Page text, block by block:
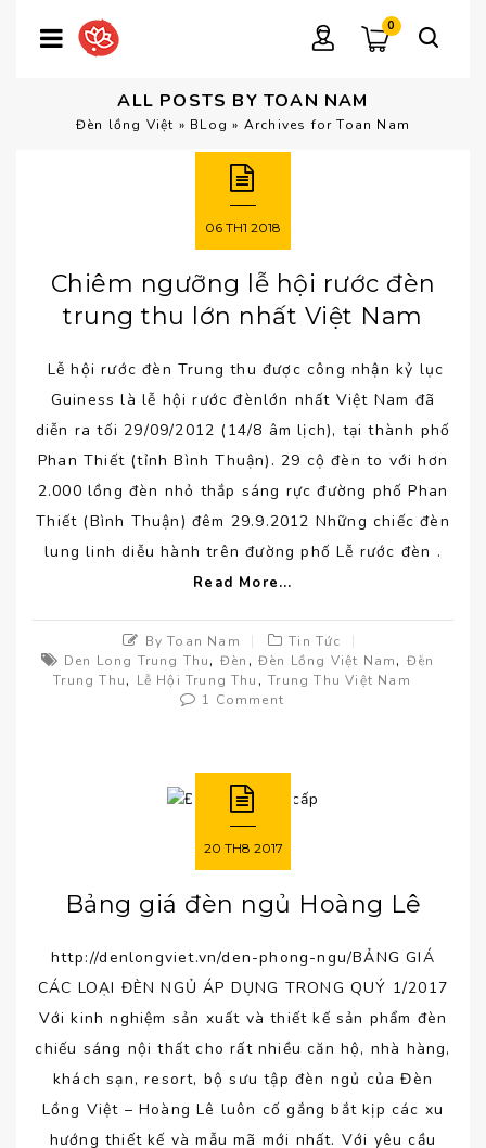
0
ALL POSTS BY TOAN NAM
Đèn lồng Việt » BLog » Archives for Toan Nam
06 TH1 2018
Chiêm ngưỡng lễ hội rước đèn
trung thu lớn nhất Việt Nam
Lễ hội rước đèn Trung thu được công nhận kỷ lục
Guiness là lễ hội rước đènlớn nhất Việt Nam đã
diễn ra tối 29/09/2012 (14/8 âm lịch), tại thành phố
Phan Thiết (tỉnh Bình Thuận). 29 cộ đèn to với hơn
2.000 lồng đèn nhỏ thắp sáng rực đường phố Phan
Thiết (Bình Thuận) đêm 29.9.2012 Những chiếc đèn
lung linh diễu hành trên đường phố Lễ rước đèn .
Read More...
By Toan Nam
Tin Tức
Den Long Trung Thu, Đèn , Đèn Lồng Việt Nam, Đèn
Trung Thu, Lễ Hội Trung Thu ,Trung Thu Việt Nam
1 Comment
20 TH8 2017
Bảng giá đèn ngủ Hoàng Lê
http://denlongviet.vn/den-phong-ngu/BẢNG GIÁ
CÁC LOẠI ĐÈN NGỦ ÁP DỤNG TRONG QUÝ 1/2017
Với kinh nghiệm sản xuất và thiết kế sản phẩm đèn
chiếu sáng nội thất cho rất nhiều căn hộ, nhà hàng,
khách sạn, resort, bộ sưu tập đèn ngủ của Đèn
Lồng Việt – Hoàng Lê luôn cố gắng bắt kịp các xu
hướng thiết kế và mẫu mã mới nhất. Với yêu cầu